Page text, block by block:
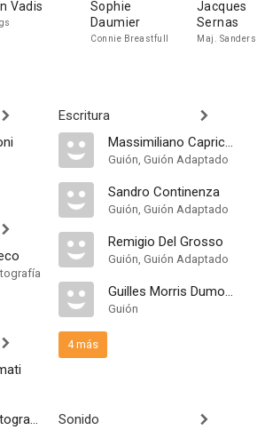
Vadis
Sophie
Daumier
Connie Breastfull
Jacques
Sernas
Maj. Sanders
Fida Cinematografica
Escritura
Massimiliano Capriccioli
Guión, Guión Adaptado
Sandro Continenza
Guión, Guión Adaptado
Remigio Del Grosso
Guión, Guión Adaptado
Guilles Morris Dumoulin
Guión
4 más
Sonido